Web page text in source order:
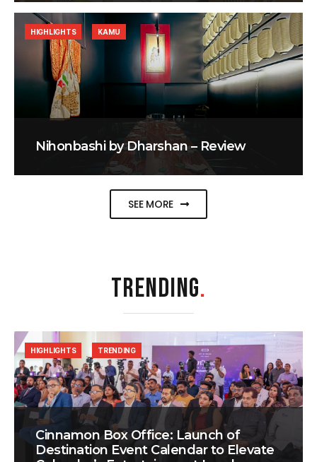
Nihonbashi by Dharshan – Review
HIGHLIGHTS KAMU
SEE MORE
TRENDING.
Cinnamon Box Office: Launch of
Destination Event Calendar to Elevate
HIGHLIGHTS TRENDING